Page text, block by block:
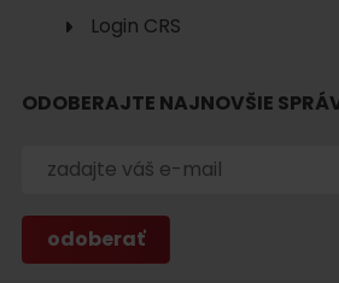
Login CRS
ODOBERAJTE NAJNOVŠIE